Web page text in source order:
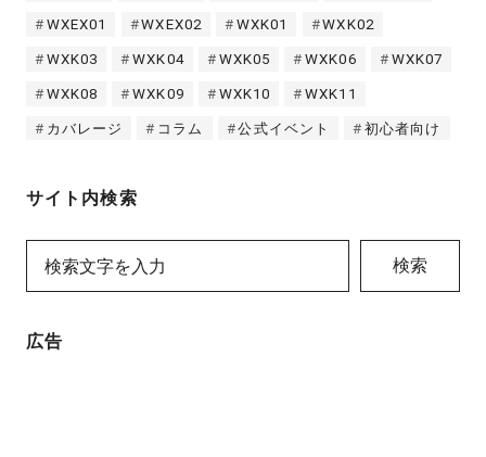
WXEX01 WXEX02 WXK01 WXK02
WXK03 WXK04 WXK05 WXK06 WXK07
WXK08 WXK09 WXK10 WXK11
カバレージ コラム 公式イベント 初心者向け
サイト内検索
検索
広告